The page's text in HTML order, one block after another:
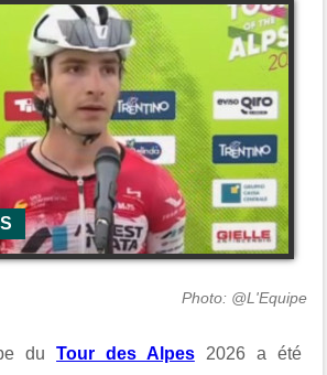
Photo: @L'Equipe
duTour des Alpes2026 a été